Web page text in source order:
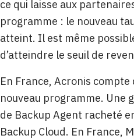
ce qui laisse aux
programme : le nouveau
atteint. Il est même
d’atteindre le seuil de
En France, Acronis
nouveau programme. Une
de Backup Agent racheté
Backup Cloud. En France,